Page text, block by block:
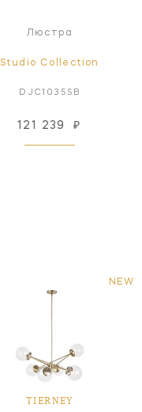
Люстра
Studio Collection
DJC1035SB
121 239 ₽
NEW
TIERNEY